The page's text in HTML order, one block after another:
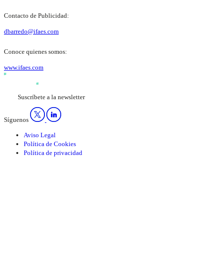
Contacto de Publicidad:
dbarredo@ifaes.com
Conoce quienes somos:
www.ifaes.com
Suscríbete a la newsletter
Síguenos
Aviso Legal
Política de Cookies
Política de privacidad